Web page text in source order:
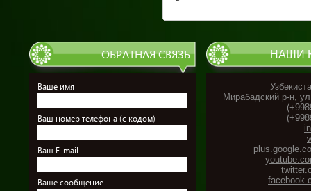
ОБРАТНАЯ СВЯЗЬ
Ваше имя
Ваш номер телефона (с кодом)
Ваш E-mail
Ваше сообщение
НАШИ
Мирабадский р-н,